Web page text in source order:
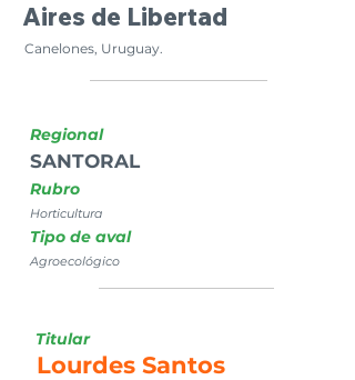
Aires de Libertad
Canelones, Uruguay.
Regional
SANTORAL
Rubro
Horticultura
Tipo de aval
Agroecológico
Titular
Lourdes Santos